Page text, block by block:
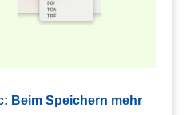
Beim Speichern mehr